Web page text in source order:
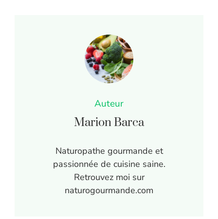
Auteur
Marion Barca
Naturopathe gourmande et
passionnée de cuisine saine.
Retrouvez moi sur
naturogourmande.com